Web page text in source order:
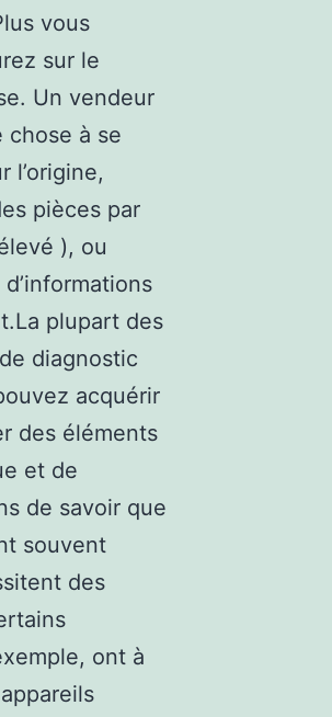
vous
sur le
Un vendeur
à se
l’origine,
pièces par
), ou
plupart des
diagnostic
acquérir
des éléments
et de
de savoir que
souvent
des
ont à